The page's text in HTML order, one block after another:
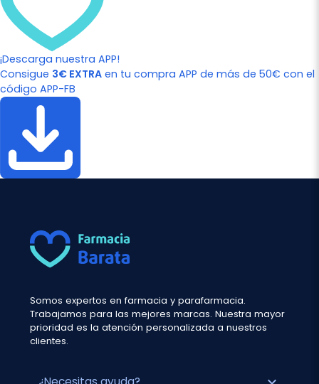
¡Descarga nuestra APP!
Consigue 3€ EXTRA en tu compra APP de más de 50€ con el
código APP-FB
Somos expertos en farmacia y parafarmacia.
Trabajamos para las mejores marcas. Nuestra mayor
prioridad es la atención personalizada a nuestros
clientes.